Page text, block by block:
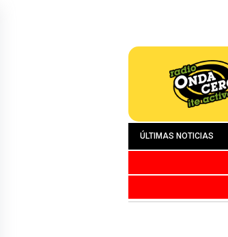
ÚLTIMAS NOTICIAS